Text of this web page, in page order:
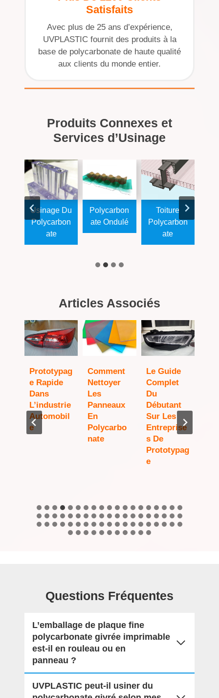
Satisfaits
Avec plus de 25 ans d’expérience,
UVPLASTIC fournit des produits à la
base de polycarbonate de haute qualité
aux clients du monde entier.
Produits Connexes et
Services d’Usinage
Usinage Du
Polycarbon
Ate
Polycarbon
Ate Ondulé
Toiture
Polycarbon
Ate
Articles Associés
Prototypag
E Rapide
Dans
L’industrie
Automobil
E
Comment
Nettoyer
Les
Panneaux
En
Polycarbo
Nate
Le Guide
Complet
Du
Débutant
Sur Les
Entreprise
S De
Prototypag
E
Questions Fréquentes
L’emballage de plaque fine
polycarbonate givrée imprimable
est-il en rouleau ou en
panneau ?
UVPLASTIC peut-il usiner du